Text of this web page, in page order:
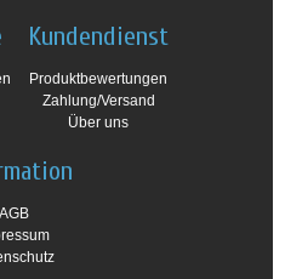
Kundendienst
Produktbewertungen
Zahlung/Versand
Über uns
AGB